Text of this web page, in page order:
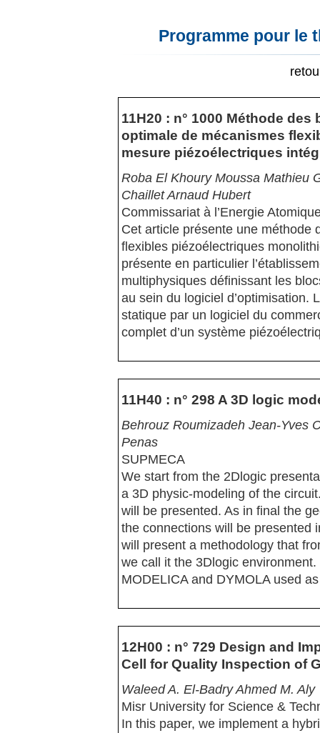
Programme pour le
11H20 : n° 1000 Méthode
optimale de mécanismes
mesure piézoélectriques
Roba El Khoury Moussa Mathieu
Chaillet Arnaud Hubert
Commissariat à l’Energie
Cet article présente une méthode
flexibles piézoélectriques
présente en particulier
multiphysiques définissant les
au sein du logiciel d’optimisation.
statique par un logiciel du
complet d’un système
11H40 : n° 298 A 3D logic
Behrouz Roumizadeh Jean-Yves
Penas
SUPMECA
We start from the 2Dlogic
a 3D physic-modeling of the
will be presented. As in final the
the connections will be presented
will present a methodology that
we call it the 3Dlogic
MODELICA and DYMOLA used
12H00 : n° 729 Design and
Cell for Quality Inspection of
Waleed A. El-Badry Ahmed M. Aly
Misr University for Science &
In this paper, we implement a